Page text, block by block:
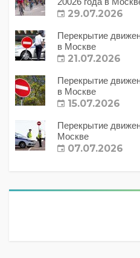
29.07.2026
Перекрытие
в Москве
21.07.2026
Перекрытие
в Москве
15.07.2026
Перекрытие
Москве
07.07.2026